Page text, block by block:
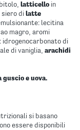
latticello in
siero di latte
lecitina
magro, aromi
idrogenocarbonato di
di vaniglia, arachidi
e uova.
si basano
essere disponibili